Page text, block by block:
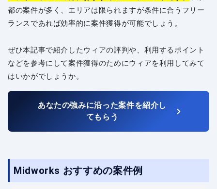
都の案件が多く、エリアは限られますが条件に合うフリー
ランスであれば効率的に案件獲得が可能でしょう。
ぜひ本記事で紹介したウィアの評判や、利用するポイント
などを参考にして案件獲得のためにウィアを利用してみて
はいかがでしょうか。
あなたの強みに沿った案件を紹介し
てもらう
Midworks おすすめの案件例